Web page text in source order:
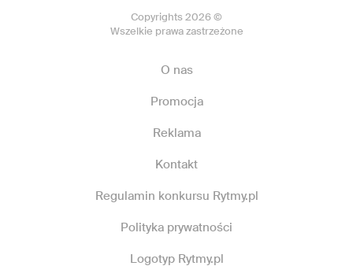
Copyrights 2026 ©
Wszelkie prawa zastrzeżone
O nas
Promocja
Reklama
Kontakt
Regulamin konkursu Rytmy.pl
Polityka prywatności
Logotyp Rytmy.pl